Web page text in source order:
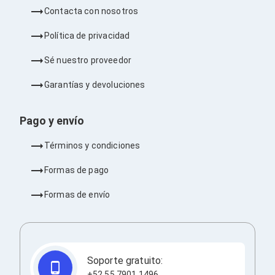
Barras de Sonido
Sonido para Centros de Entretenimiento
Home Theater
Proyectores
Presentadores
Pantallas de Proyección
Adaptadores de Red para Proyectores
Accesorios TV
Reproductores para Transmisión Multimedia
Pantallas Comerciales
Pantallas Interactivas
Contacta con nosotros
Política de privacidad
Sé nuestro proveedor
Garantías y devoluciones
Pago y envío
Términos y condiciones
Formas de pago
Formas de envío
Soporte gratuito: